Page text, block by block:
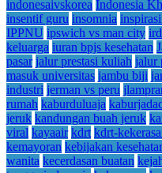
indonesaivskorea Indonesia
insentif guru insomnia
IPPNU ipswich vs man city ird
keluarga iuran bpjs kesehatan
pasar jalur prestasi kuliah jalur
masuk universitas jambu biji
industri jerman vs peru
rumah kaburduluaja
jeruk kandungan buah jeruk
viral kayaair kdrt kdrt-
kemayoran kebijakan
wanita kecerdasan buatan